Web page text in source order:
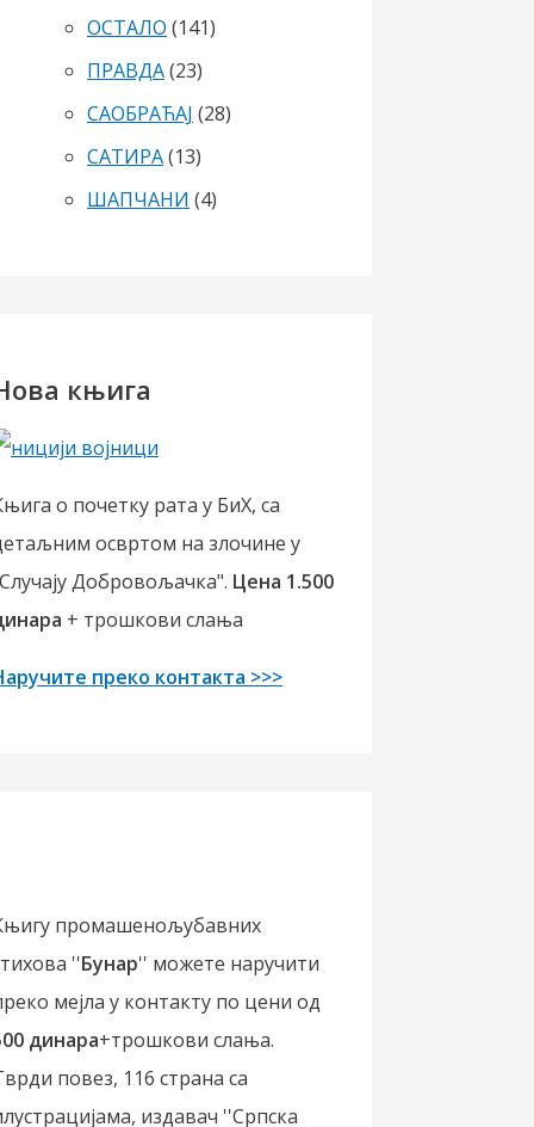
ОСТАЛО (141)
ПРАВДА(23)
САОБРАЋАЈ (28)
САТИРА(13)
ШАПЧАНИ (4)
књига
о почетку рата у БиХ, са
освртом на злочине у
Добровољачка". Цена 1.500
+ трошкови слања
преко контакта >>>
промашенољубавних
''Бунар'' можете наручити
мејла у контакту по цени од
динара+трошкови слања.
повез, 116 страна са
издавач ''Српска